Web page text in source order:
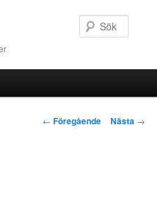
Inläggsnavigering
← Föregående Nästa →